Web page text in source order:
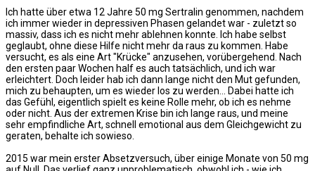
Ich hatte über etwa 12 Jahre 50 mg Sertralin genommen, nachdem
ich immer wieder in depressiven Phasen gelandet war - zuletzt so
massiv, dass ich es nicht mehr ablehnen konnte. Ich habe selbst
geglaubt, ohne diese Hilfe nicht mehr da raus zu kommen. Habe
versucht, es als eine Art "Krücke" anzusehen, vorübergehend. Nach
den ersten paar Wochen half es auch tatsächlich, und ich war
erleichtert. Doch leider hab ich dann lange nicht den Mut gefunden,
mich zu behaupten, um es wieder los zu werden... Dabei hatte ich
das Gefühl, eigentlich spielt es keine Rolle mehr, ob ich es nehme
oder nicht. Aus der extremen Krise bin ich lange raus, und meine
sehr empfindliche Art, schnell emotional aus dem Gleichgewicht zu
geraten, behalte ich sowieso.
2015 war mein erster Absetzversuch, über einige Monate von 50 mg